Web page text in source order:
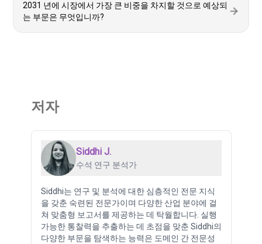
2031 년에 시장에서 가장 큰 비중을 차지할 것으로 예상되
는 부문은 무엇입니까?
저자
Siddhi J.
수석 연구 분석가
Siddhi는 연구 및 분석에 대한 심층적인 전문 지식
을 갖춘 숙련된 전문가이며 다양한 산업 분야에 걸
쳐 맞춤형 보고서를 제공하는 데 탁월합니다. 실행
가능한 통찰력을 추출하는 데 초점을 맞춘 Siddhi의
다양한 부문을 탐색하는 능력은 도메인 간 전문성